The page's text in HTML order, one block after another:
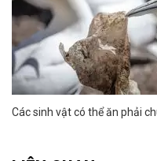
Các sinh vật có thể ăn phải